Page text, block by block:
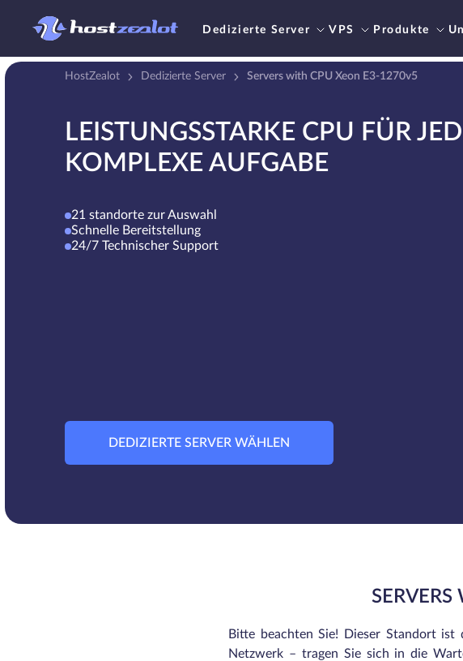
Dedizierte Server VPS Produkte
HostZealot Dedizierte Server Servers with CPU Xeon E3-1270v5
LEISTUNGSSTARKE CPU FÜR
KOMPLEXE AUFGABE
21 standorte zur Auswahl
Schnelle Bereitstellung
24/7 Technischer Support
DEDIZIERTE SERVER WÄHLEN
Bitte beachten Sie! Dieser Standort
Netzwerk – tragen Sie sich in die